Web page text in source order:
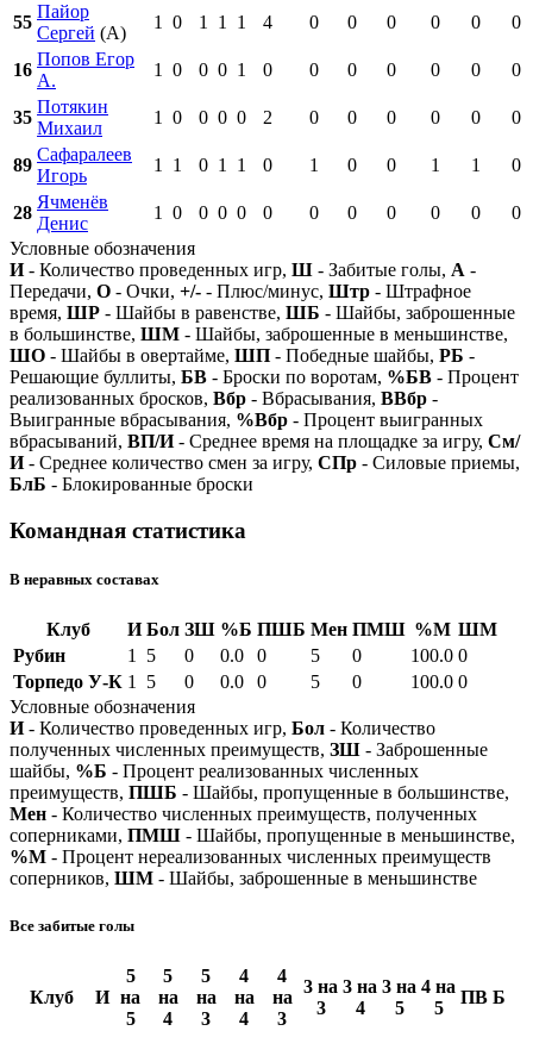
55
Пайор
Сергей (А)
1 0 1 1 1 4 0 0 0 0 0 0
16
Попов Егор
А.
1 0 0 0 1 0 0 0 0 0 0 0
35
Потякин
Михаил
1 0 0 0 0 2 0 0 0 0 0 0
89
Сафаралеев
Игорь
1 1 0 1 1 0 1 0 0 1 1 0
28
Ячменёв
Денис
1 0 0 0 0 0 0 0 0 0 0
0
Условные обозначения
И- Количество проведенных игр, Ш - Забитые голы, А -
Передачи, О - Очки, +/- - Плюс/минус, Штр - Штрафное
время, ШР - Шайбы в равенстве, ШБ - Шайбы, заброшенные
в большинстве, ШМ - Шайбы, заброшенные в меньшинстве,
ШО - Шайбы в овертайме, ШП - Победные шайбы, РБ -
Решающие буллиты, БВ - Броски по воротам, %БВ - Процент
реализованных бросков, Вбр - Вбрасывания, ВВбр -
Выигранные вбрасывания, %Вбр - Процент выигранных
вбрасываний, ВП/И- Среднее время на площадке за игру, См/
И- Среднее количество смен за игру, СПр - Силовые приемы,
БлБ - Блокированные броски
Командная статистика
В неравных составах
Клуб И Бол ЗШ %Б ПШБ Мен ПМШ %М ШМ
Рубин
1 5 0 0.0 0 5 0 100.0 0
Торпедо У-К 1 5 0 0.0 0 5 0 100.0 0
Условные обозначения
И- Количество проведенных игр, Бол - Количество
полученных численных преимуществ, ЗШ - Заброшенные
шайбы, %Б - Процент реализованных численных
преимуществ, ПШБ - Шайбы, пропущенные в большинстве,
Мен - Количество численных преимуществ, полученных
соперниками, ПМШ - Шайбы, пропущенные в меньшинстве,
%М - Процент нереализованных численных преимуществ
соперников, ШМ - Шайбы, заброшенные в меньшинстве
Все забитые голы
Клуб И
5
на
5
5
на
4
5
на
3
4
на
4
4
на
3
3 на
3
3 на
4
3 на
5
4 на
5
ПВ Б